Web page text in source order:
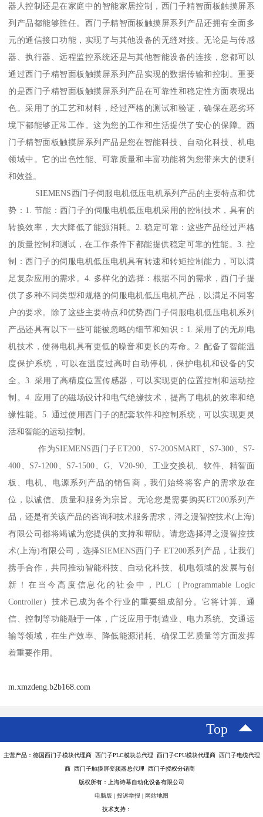
器人控制还是在家庭中的智能家居控制，西门子精智面板触摸屏系
列产品都能够胜任。西门子精智面板触摸屏系列产品还拥有全面多
元的通信接口功能，实现了与其他设备的无缝对接。无论是与传感
器、执行器、远程监控系统还是与其他智能设备的连接，您都可以
通过西门子精智面板触摸屏系列产品实现的数据传输和控制。重要
的是西门子精智面板触摸屏系列产品在可靠性和稳定性方面表现出
色。采用了的工艺和材料，经过严格的测试和验证，确保在恶劣环
境下都能够正常工作。这为您的工作和生活提供了安心的保障。西
门子精智面板触摸屏系列产品是您在智能科技、自动化科技、机电
领域中。它的出色性能、可靠质量和丰富功能将为您带来大的便利
和效益。
SIEMENS西门子伺服电机低压电机系列产品的主要特点和优
势：1. 节能：西门子的伺服电机低压电机采用的控制技术，具有的
转换效率，大大降低了能源消耗。2. 稳定可靠：这些产品经过严格
的质量控制和测试，在工作条件下都能提供稳定可靠的性能。3. 控
制：西门子的伺服电机低压电机具有转速和转矩控制能力，可以满
足复杂应用的需求。4. 多样化的选择：根据不同的需求，西门子提
供了多种不同类型和规格的伺服电机低压电机产品，以满足不同客
户的要求。除了这些主要特点和优势西门子伺服电机低压电机系列
产品还具有以下一些可能被忽略的细节和知识：1. 采用了的无刷电
机技术，使得电机具有更低的噪音和更长的寿命。2. 配备了智能温
度保护系统，可以在温度过高时自动停机，保护电机和设备的安
全。3. 采用了高精度位置传感器，可以实现更的位置控制和运动控
制。4. 应用了的磁场设计和电气绝缘技术，提髙了电机的效率和绝
缘性能。5. 通过使用西门子的配套软件和控制系统，可以实现更灵
活和智能的运动控制。
作为SIEMENS西门子ET200、S7-200SMART、S7-300、S7-
400、S7-1200、S7-1500、G、V20-90、工业交换机、软件、精智面
板、电机、电源系列产品的销售商，我们始终将客户的需求放在
位，以诚信、质量和服务为宗旨。无论您是需要购买ET200系列产
品，还是有关该产品的咨询和技术服务需求，浔之漫智控技术(上海)
有限公司都将竭诚为您提供的支持和帮助。请您选择浔之漫智控技
术(上海)有限公司，选择SIEMENS西门子 ET200系列产品，让我们
携手合作，共同推动智能科技、自动化科技、机电领域的发展与创
新！在当今高度信息化的社会中，PLC（Programmable Logic
Controller）技术已成为各个行业的重要组成部分。它将计算、通
信、控制等功能融于一体，广泛应用于制造业、电力系统、交通运
输等领域，在生产效率、降低能源消耗、确保工艺质量等方面发挥
着重要作用。
m.xmzdeng.b2b168.com
Top
主营产品：德国西门子模块代理商 西门子PLC模块总代理 西门子CPU模块代理商 西门子电缆代理
商 西门子触摸屏变频器总代理 西门子授权分销商
版权所有：上海诗幕自动化设备有限公司
电脑版 | 投诉举报 | 网站地图
技术支持：